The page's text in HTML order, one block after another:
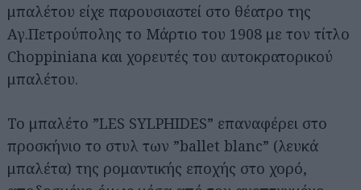
μπαλέτου είχε παρουσιαστεί στο θέατρο της
Αγ.Πετρούπολης το Μάρτιο του 1908 με τον τίτλο
Choppiniana και χορευτές του αυτοκρατορικού
μπαλέτου.
Το μπαλέτο ”LES SYLPHIDES” επαναφέρει στο
προσκήνιο το στυλ των ”ballet blanc” (λευκά
μπαλέτα) της ρομαντικής εποχής στο χορό,